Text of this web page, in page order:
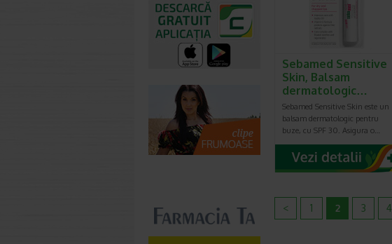
Sebamed Sensitive
Skin, Balsam
dermatologic…
Sebamed Sensitive Skin este un
balsam dermatologic pentru
buze, cu SPF 30. Asigura o…
< 1 2 3 4